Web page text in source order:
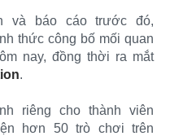
và báo cáo trước đó,
thức công bố mối quan
nay, đồng thời ra mắt
.
riêng cho thành viên
hơn 50 trò chơi trên